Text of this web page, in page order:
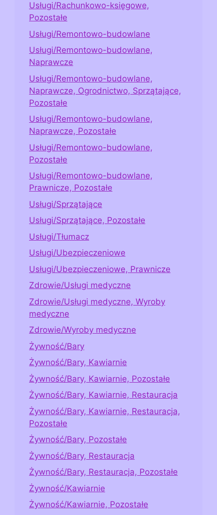
Usługi/Rachunkowo-księgowe,
Pozostałe
Usługi/Remontowo-budowlane
Usługi/Remontowo-budowlane,
Naprawcze
Usługi/Remontowo-budowlane,
Naprawcze, Ogrodnictwo, Sprzątające,
Pozostałe
Usługi/Remontowo-budowlane,
Naprawcze, Pozostałe
Usługi/Remontowo-budowlane,
Pozostałe
Usługi/Remontowo-budowlane,
Prawnicze, Pozostałe
Usługi/Sprzątające
Usługi/Sprzątające, Pozostałe
Usługi/Tłumacz
Usługi/Ubezpieczeniowe
Usługi/Ubezpieczeniowe, Prawnicze
Zdrowie/Usługi medyczne
Zdrowie/Usługi medyczne, Wyroby
medyczne
Zdrowie/Wyroby medyczne
Żywność/Bary
Żywność/Bary, Kawiarnie
Żywność/Bary, Kawiarnie, Pozostałe
Żywność/Bary, Kawiarnie, Restauracja
Żywność/Bary, Kawiarnie, Restauracja,
Pozostałe
Żywność/Bary, Pozostałe
Żywność/Bary, Restauracja
Żywność/Bary, Restauracja, Pozostałe
Żywność/Kawiarnie
Żywność/Kawiarnie, Pozostałe